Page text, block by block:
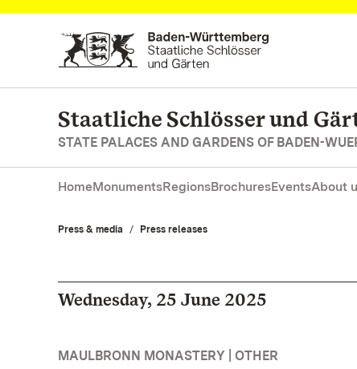
Navigate to main page
Staatliche Schlösser und
STATE PALACES AND GARDENS OF BADEN-
HomeMonumentsRegionsBrochuresEventsAbout
Press & media Press releases
Wednesday, 25 June 2025
MAULBRONN MONASTERY | OTHER